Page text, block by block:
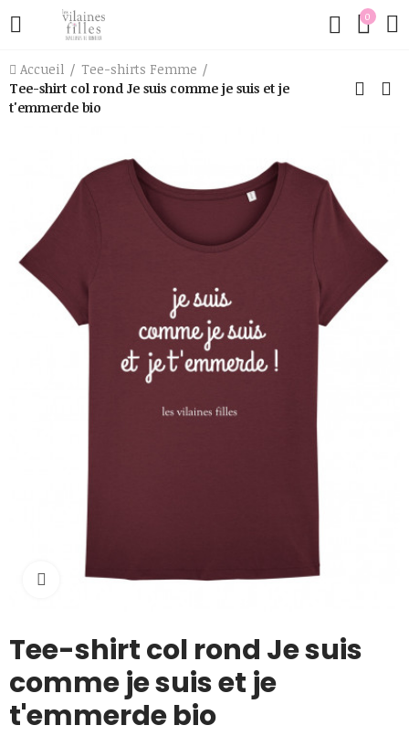
0
Accueil
Tee-shirts Femme
Tee-shirt col rond Je suis comme je suis et je
t'emmerde bio
Cliquer pour agrandir
Tee-shirt col rond Je suis
comme je suis et je
t'emmerde bio